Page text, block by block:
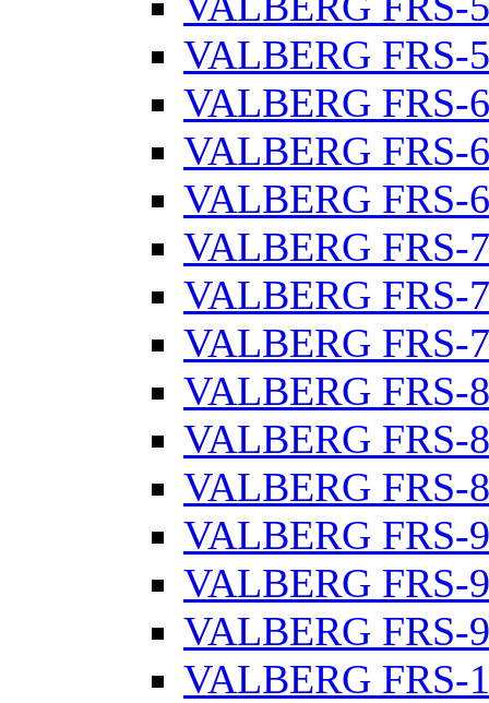
VALBERG FRS-
VALBERG FRS-
VALBERG FRS-
VALBERG FRS-
VALBERG FRS-
VALBERG FRS-
VALBERG FRS-
VALBERG FRS-
VALBERG FRS-
VALBERG FRS-
VALBERG FRS-
VALBERG FRS-
VALBERG FRS-
VALBERG FRS-